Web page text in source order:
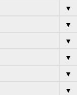
▼
▼
▼
▼
▼
▼